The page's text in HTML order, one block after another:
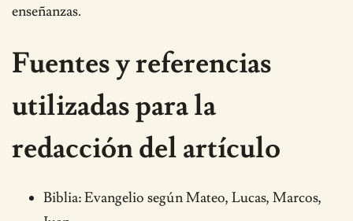
enseñanzas.
Fuentes y referencias
utilizadas para la
redacción del artículo
Biblia: Evangelio según Mateo, Lucas, Marcos,